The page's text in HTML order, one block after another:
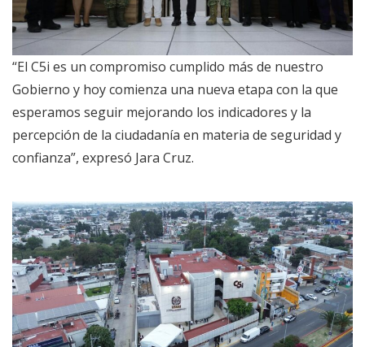
“El C5i es un compromiso cumplido más de nuestro
Gobierno y hoy comienza una nueva etapa con la que
esperamos seguir mejorando los indicadores y la
percepción de la ciudadanía en materia de seguridad y
confianza”, expresó Jara Cruz.